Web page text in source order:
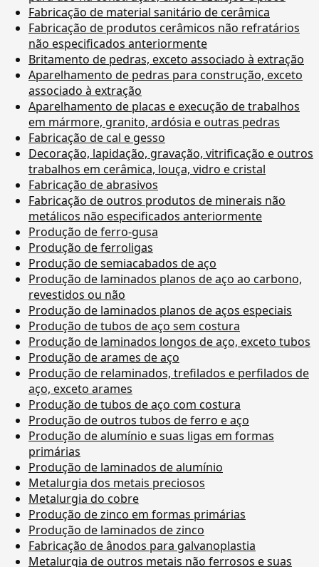
Fabricação de material sanitário de cerâmica
Fabricação de produtos cerâmicos não refratários
não especificados anteriormente
Britamento de pedras, exceto associado à extração
Aparelhamento de pedras para construção, exceto
associado à extração
Aparelhamento de placas e execução de trabalhos
em mármore, granito, ardósia e outras pedras
Fabricação de cal e gesso
Decoração, lapidação, gravação, vitrificação e outros
trabalhos em cerâmica, louça, vidro e cristal
Fabricação de abrasivos
Fabricação de outros produtos de minerais não
metálicos não especificados anteriormente
Produção de ferro-gusa
Produção de ferroligas
Produção de semiacabados de aço
Produção de laminados planos de aço ao carbono,
revestidos ou não
Produção de laminados planos de aços especiais
Produção de tubos de aço sem costura
Produção de laminados longos de aço, exceto tubos
Produção de arames de aço
Produção de relaminados, trefilados e perfilados de
aço, exceto arames
Produção de tubos de aço com costura
Produção de outros tubos de ferro e aço
Produção de alumínio e suas ligas em formas
primárias
Produção de laminados de alumínio
Metalurgia dos metais preciosos
Metalurgia do cobre
Produção de zinco em formas primárias
Produção de laminados de zinco
Fabricação de ânodos para galvanoplastia
Metalurgia de outros metais não ferrosos e suas